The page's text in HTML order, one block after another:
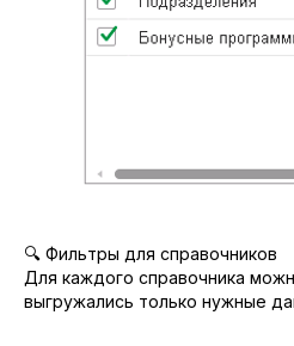
🔍 Фильтры для справочников
Для каждого справочника
выгружались только нужные